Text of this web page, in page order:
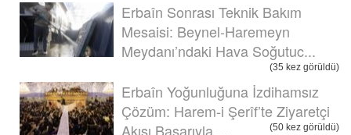
Erbaîn Sonrası Teknik Bakım
Mesaisi: Beynel-Haremeyn
Meydanı’ndaki Hava Soğutuc...
(35 kez görüldü)
Erbaîn Yoğunluğuna İzdihamsız
Çözüm: Harem-i Şerîf’te Ziyaretçi
Akışı Başarıyla ...
(50 kez görüldü)